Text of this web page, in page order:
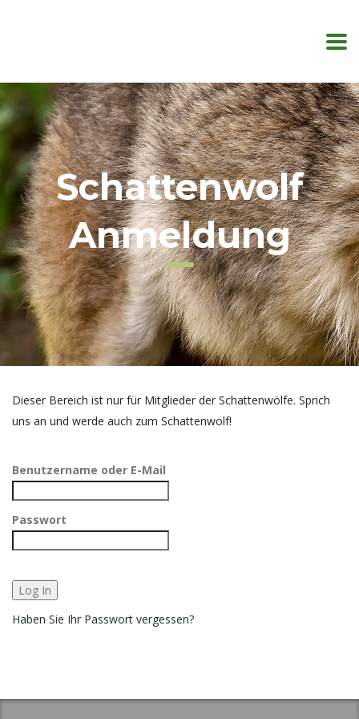
Schattenwolf
Anmeldung
Dieser Bereich ist nur für Mitglieder der Schattenwölfe. Sprich
uns an und werde auch zum Schattenwolf!
Benutzername oder E-Mail
Passwort
Haben Sie Ihr Passwort vergessen?